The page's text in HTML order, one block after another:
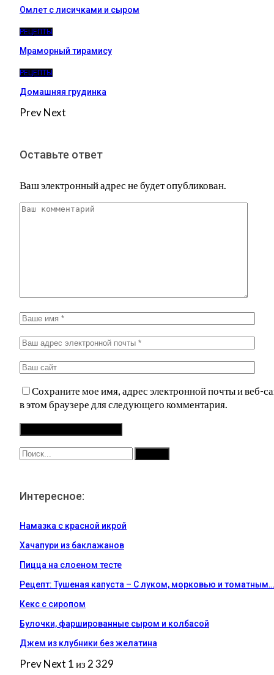
Омлет с лисичками и сыром
РЕЦЕПТЫ
Мраморный тирамису
РЕЦЕПТЫ
Домашняя грудинка
PrevNext
Оставьте ответ
Ваш электронный адрес не будет опубликован.
Сохраните мое имя, адрес электронной почты и веб-
в этом браузере для следующего комментария.
Интересное:
Намазка с красной икрой
Хачапури из баклажанов
Пицца на слоеном тесте
Рецепт: Тушеная капуста – С луком, морковью и томатным…
Кекс с сиропом
Булочки, фаршированные сыром и колбасой
Джем из клубники без желатина
PrevNext 1 из 2 329